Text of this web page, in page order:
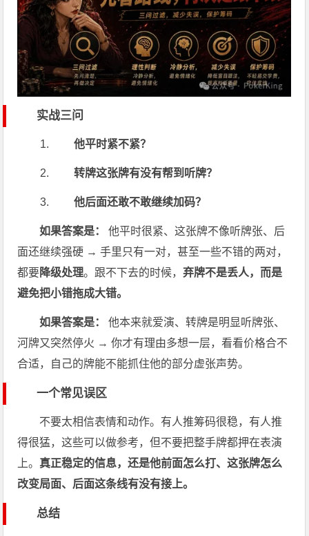
实战三问
他平时紧不紧？
转牌这张牌有没有帮到听牌？
他后面还敢不敢继续加码？
如果答案是：
他平时很紧、这张牌不像听牌张、后
面还继续强硬 → 手里只有一对，甚至一些不错的两对，
都要降级处理。跟不下去的时候，弃牌不是丢人，而是
避免把小错拖成大错。
如果答案是：
他本来就爱演、转牌是明显听牌张、
河牌又突然停火 → 你才有理由多想一层，看看价格合不
合适，自己的牌能不能抓住他的部分虚张声势。
一个常见误区
不要太相信表情和动作。有人推筹码很稳，有人推
得很猛，这些可以做参考，但不要把整手牌都押在表演
上。 真正稳定的信息，还是他前面怎么打、这张牌怎么
改变局面、后面这条线有没有接上。
总结